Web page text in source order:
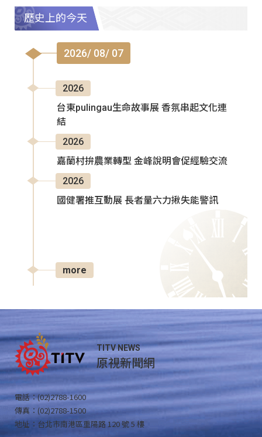
歷史上的今天
2026/ 08/ 07
2026
台東pulingau生命故事展 香氛串起文化連
結
2026
嘉蘭村拚農業轉型 金峰說明會促經驗交流
2026
國健署推互動展 長者量六力揪失能警訊
more
TITV NEWS
原視新聞網
電話：(02)2788-1600
傳真：(02)2788-1500
地址：台北市南港區重陽路 120 號 5 樓